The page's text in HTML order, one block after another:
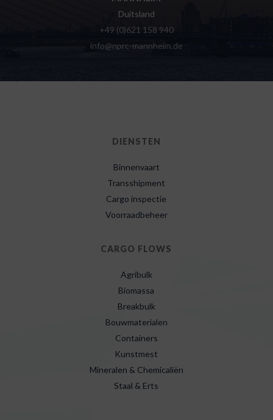
Duitsland
+49 (0)621 158 940
info@nprc-mannheim.de
DIENSTEN
Binnenvaart
Transshipment
Cargo inspectie
Voorraadbeheer
CARGO FLOWS
Agribulk
Biomassa
Breakbulk
Bouwmaterialen
Containers
Kunstmest
Mineralen & Chemicaliën
Staal & Erts